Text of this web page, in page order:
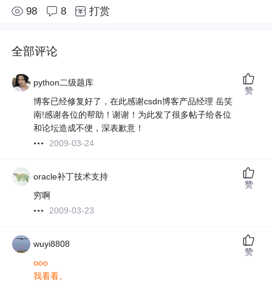
98 8 打赏
全部评论
python二级题库
博客已经修复好了，在此感谢csdn博客产品经理 岳笑
南!感谢各位的帮助！谢谢！为此发了很多帖子给各位
和论坛造成不便，深表歉意！
2009-03-24
赞
oracle补丁技术支持
穷啊
2009-03-23
赞
wuyi8808
ooo
我看看。
赞